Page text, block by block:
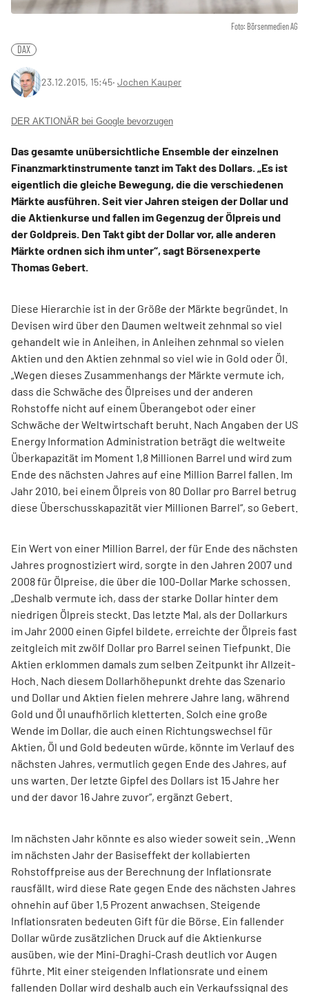
Foto: Börsenmedien AG
DAX
23.12.2015, 15:45‧ Jochen Kauper
DER AKTIONÄR bei Google bevorzugen
Das gesamte unübersichtliche Ensemble der einzelnen
Finanzmarktinstrumente tanzt im Takt des Dollars. „Es ist
eigentlich die gleiche Bewegung, die die verschiedenen
Märkte ausführen. Seit vier Jahren steigen der Dollar und
die Aktienkurse und fallen im Gegenzug der Ölpreis und
der Goldpreis. Den Takt gibt der Dollar vor, alle anderen
Märkte ordnen sich ihm unter“, sagt Börsenexperte
Thomas Gebert.
Diese Hierarchie ist in der Größe der Märkte begründet. In
Devisen wird über den Daumen weltweit zehnmal so viel
gehandelt wie in Anleihen, in Anleihen zehnmal so vielen
Aktien und den Aktien zehnmal so viel wie in Gold oder Öl.
„Wegen dieses Zusammenhangs der Märkte vermute ich,
dass die Schwäche des Ölpreises und der anderen
Rohstoffe nicht auf einem Überangebot oder einer
Schwäche der Weltwirtschaft beruht. Nach Angaben der US
Energy Information Administration beträgt die weltweite
Überkapazität im Moment 1,8 Millionen Barrel und wird zum
Ende des nächsten Jahres auf eine Million Barrel fallen. Im
Jahr 2010, bei einem Ölpreis von 80 Dollar pro Barrel betrug
diese Überschusskapazität vier Millionen Barrel“, so Gebert.
Ein Wert von einer Million Barrel, der für Ende des nächsten
Jahres prognostiziert wird, sorgte in den Jahren 2007 und
2008 für Ölpreise, die über die 100-Dollar Marke schossen.
„Deshalb vermute ich, dass der starke Dollar hinter dem
niedrigen Ölpreis steckt. Das letzte Mal, als der Dollarkurs
im Jahr 2000 einen Gipfel bildete, erreichte der Ölpreis fast
zeitgleich mit zwölf Dollar pro Barrel seinen Tiefpunkt. Die
Aktien erklommen damals zum selben Zeitpunkt ihr Allzeit-
Hoch. Nach diesem Dollarhöhepunkt drehte das Szenario
und Dollar und Aktien fielen mehrere Jahre lang, während
Gold und Öl unaufhörlich kletterten. Solch eine große
Wende im Dollar, die auch einen Richtungswechsel für
Aktien, Öl und Gold bedeuten würde, könnte im Verlauf des
nächsten Jahres, vermutlich gegen Ende des Jahres, auf
uns warten. Der letzte Gipfel des Dollars ist 15 Jahre her
und der davor 16 Jahre zuvor“, ergänzt Gebert.
Im nächsten Jahr könnte es also wieder soweit sein. „Wenn
im nächsten Jahr der Basiseffekt der kollabierten
Rohstoffpreise aus der Berechnung der Inflationsrate
rausfällt, wird diese Rate gegen Ende des nächsten Jahres
ohnehin auf über 1,5 Prozent anwachsen. Steigende
Inflationsraten bedeuten Gift für die Börse. Ein fallender
Dollar würde zusätzlichen Druck auf die Aktienkurse
ausüben, wie der Mini-Draghi-Crash deutlich vor Augen
führte. Mit einer steigenden Inflationsrate und einem
fallenden Dollar wird deshalb auch ein Verkaufssignal des